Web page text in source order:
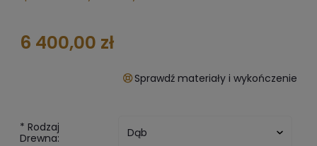
6 400,00 zł
Sprawdź materiały i wykończenie
* Rodzaj
Drewna: